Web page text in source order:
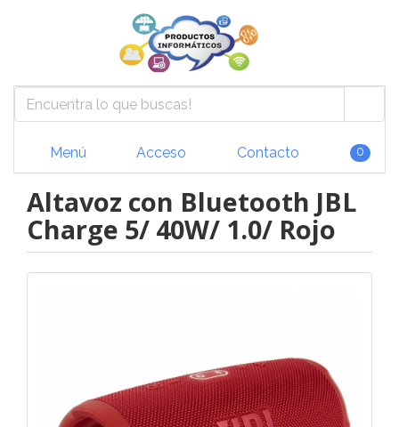
Menú Acceso Contacto 0
Altavoz con Bluetooth JBL
Charge 5/ 40W/ 1.0/ Rojo